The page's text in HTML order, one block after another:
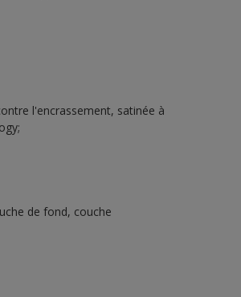
l'encrassement, satinée à
de fond, couche